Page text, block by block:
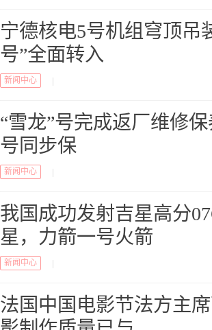
宁德核电5号机组穹顶吊
号”全面转入
新闻中心
“雪龙”号完成返厂维修
号同步保
新闻中心
我国成功发射吉星高分
星，力箭一号火箭
新闻中心
法国中国电影节法方主